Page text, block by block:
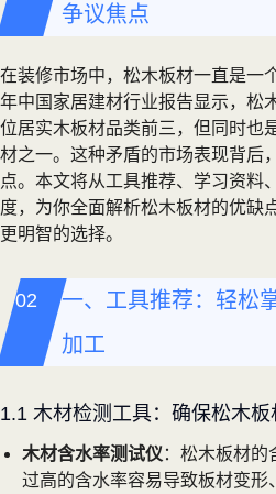
争议焦点
在装修市场中，松木板材一直是一
年中国家居建材行业报告显示，松
位居实木板材品类前三，但同时也
材之一。这种矛盾的市场表现背后
点。本文将从工具推荐、学习资料
度，为你全面解析松木板材的优缺
更明智的选择。
一、工具推荐：轻松
加工
1.1 木材检测工具：确保松木板
木材含水率测试仪 ：松木板材的
过高的含水率容易导致板材变形